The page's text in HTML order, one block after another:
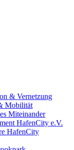
& Vernetzung
Mobilität
Miteinander
HafenCity e.V.
HafenCity